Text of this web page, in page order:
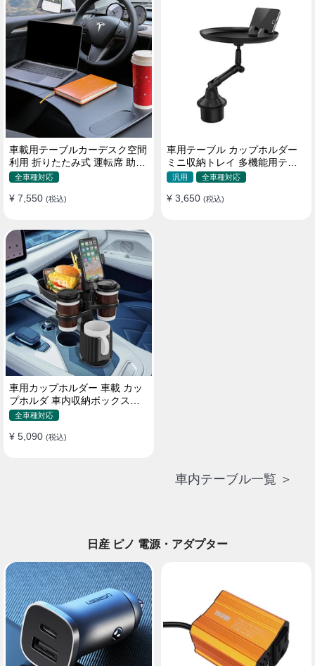
車載用テーブルカーデスク空間
利用 折りたたみ式 運転席 助手
席 多機能 滑り止め 安定
全車種対応
¥ 7,550 (税込)
車用テーブル カップホルダー
ミニ収納トレイ 多機能用テー
ブル 食事 物置き用 高品質
汎用 全車種対応
¥ 3,650 (税込)
車用カップホルダー 車載 カッ
プホルダ 車内収納ボックス車
載テーブル スマホ置き 調整可
止め 小物置き 多機能 使い勝手
全車種対応
¥ 5,090 (税込)
車内テーブル一覧 ＞
日産 ピノ 電源・アダプター